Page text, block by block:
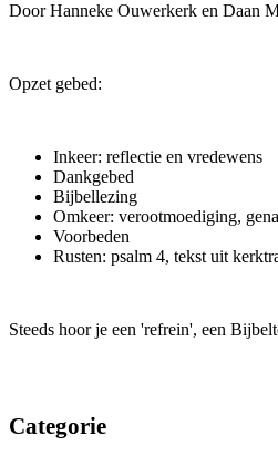
Door Hanneke Ouwerkerk en Daan
Opzet gebed:
Inkeer: reflectie en vredewens
Dankgebed
Bijbellezing
Omkeer: verootmoediging,
Voorbeden
Rusten: psalm 4, tekst uit
Steeds hoor je een 'refrein', een
Categorie